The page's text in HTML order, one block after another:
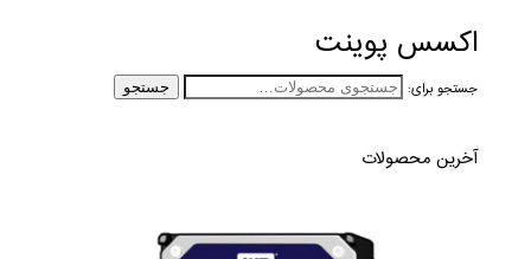
اکسس پوینت
جستجو برای: جستجو
آخرین محصولات